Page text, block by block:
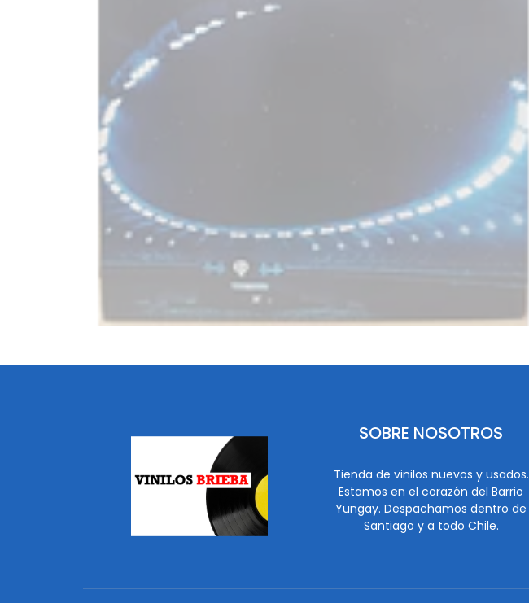
SOBRE NOSOTROS
Tienda de vinilos nuevos y usados.
Estamos en el corazón del Barrio
Yungay. Despachamos dentro de
Santiago y a todo Chile.